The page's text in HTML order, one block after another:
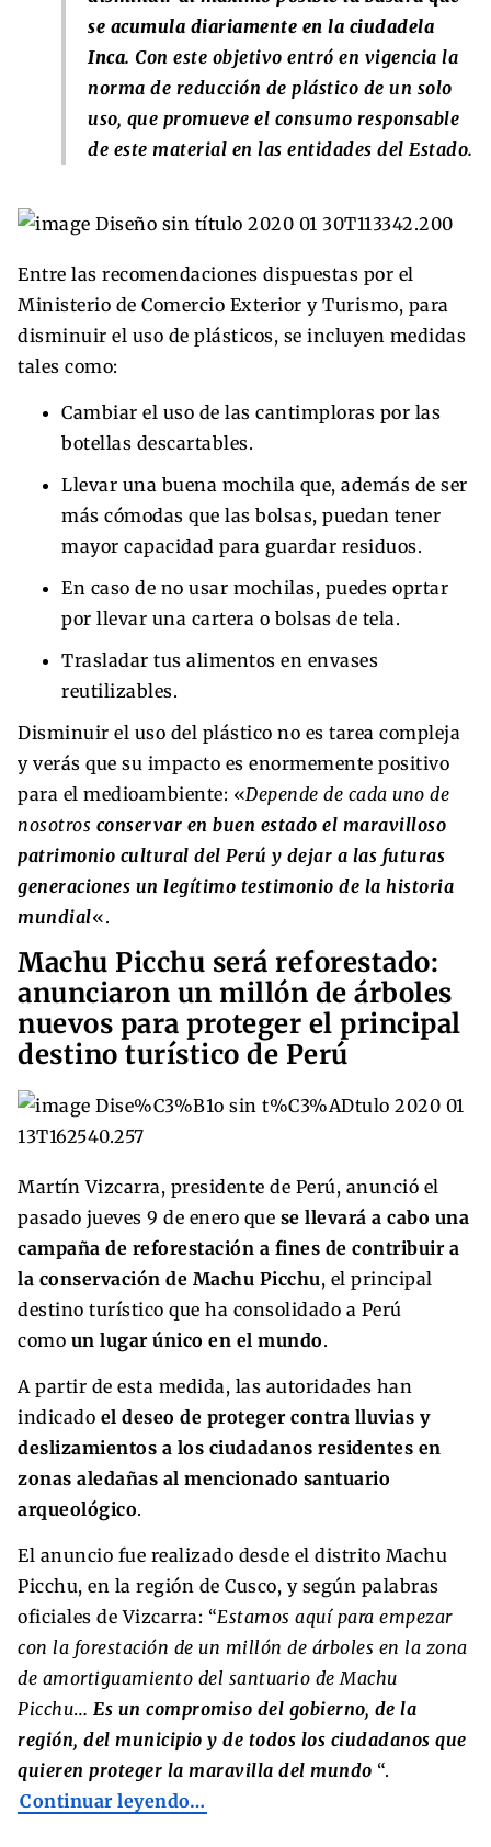
se acumula diariamente en la ciudadela
Inca. Con este objetivo entró en vigencia la
norma de reducción de plástico de un solo
uso, que promueve el consumo responsable
de este material en las entidades del Estado.
Entre las recomendaciones dispuestas por el
Ministerio de Comercio Exterior y Turismo, para
disminuir el uso de plásticos, se incluyen medidas
tales como:
Cambiar el uso de las cantimploras por las
botellas descartables.
Llevar una buena mochila que, además de ser
más cómodas que las bolsas, puedan tener
mayor capacidad para guardar residuos.
En caso de no usar mochilas, puedes oprtar
por llevar una cartera o bolsas de tela.
Trasladar tus alimentos en envases
reutilizables.
Disminuir el uso del plástico no es tarea compleja
y verás que su impacto es enormemente positivo
para el medioambiente: «Depende de cada uno de
nosotros conservar en buen estado el maravilloso
patrimonio cultural del Perú y dejar a las futuras
generaciones un legítimo testimonio de la historia
mundial«.
Machu Picchu será reforestado:
anunciaron un millón de árboles
nuevos para proteger el principal
destino turístico de Perú
Martín Vizcarra, presidente de Perú, anunció el
pasado jueves 9 de enero que se llevará a cabo una
campaña de reforestación a fines de contribuir a
la conservación de Machu Picchu, el principal
destino turístico que ha consolidado a Perú
como un lugar único en el mundo.
A partir de esta medida, las autoridades han
indicado el deseo de proteger contra lluvias y
deslizamientos a los ciudadanos residentes en
zonas aledañas al mencionado santuario
arqueológico.
El anuncio fue realizado desde el distrito Machu
Picchu, en la región de Cusco, y según palabras
oficiales de Vizcarra: “Estamos aquí para empezar
con la forestación de un millón de árboles en la zona
de amortiguamiento del santuario de Machu
Picchu… Es un compromiso del gobierno, de la
región, del municipio y de todos los ciudadanos que
quieren proteger la maravilla del mundo “.
Continuar leyendo…